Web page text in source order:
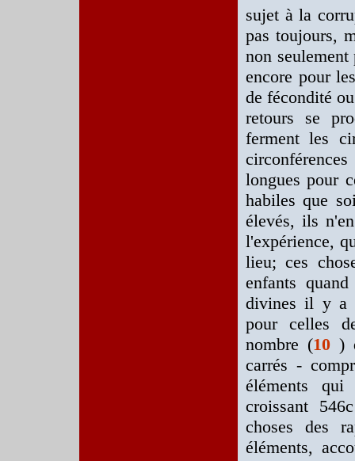
sujet à la
pas toujours,
non
encore pour
de fécondité
retours se
ferment les
longues pour
habiles que
élevés, ils
l'expérience,
lieu; ces
enfants
divines il y a
pour celles
nombre (10 )
carrés -
éléments
croissant
choses des
éléments,